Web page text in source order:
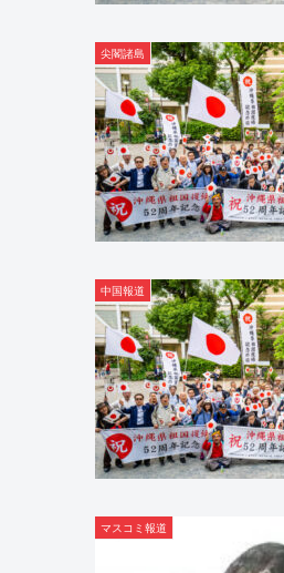
尖閣諸島
中国報道
マスコミ報道